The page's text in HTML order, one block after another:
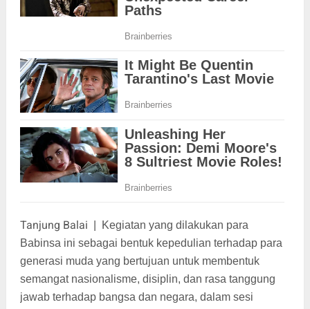
Tanjung Balai
Kegiatan yang dilakukan para
Babinsa ini sebagai bentuk kepedulian terhadap para
generasi muda yang bertujuan untuk membentuk
semangat nasionalisme, disiplin, dan rasa tanggung
jawab terhadap bangsa dan negara, dalam sesi